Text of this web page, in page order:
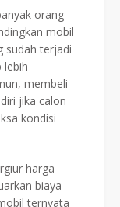
orang
mobil
sudah terjadi
lebih
membeli
jika calon
kondisi
harga
biaya
ternyata